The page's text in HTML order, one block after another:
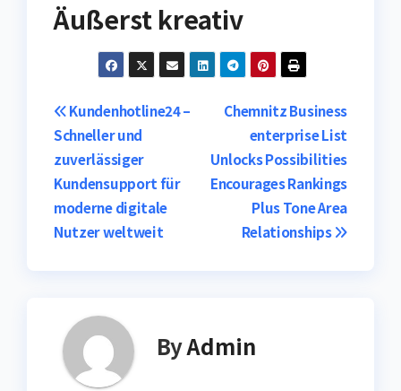
Äußerst kreativ
Post
navigation
Chemnitz Business
enterprise List
Unlocks Possibilities
Encourages Rankings
Plus Tone Area
Relationships
Kundenhotline24 –
Schneller und
zuverlässiger
Kundensupport für
moderne digitale
Nutzer weltweit
ByAdmin